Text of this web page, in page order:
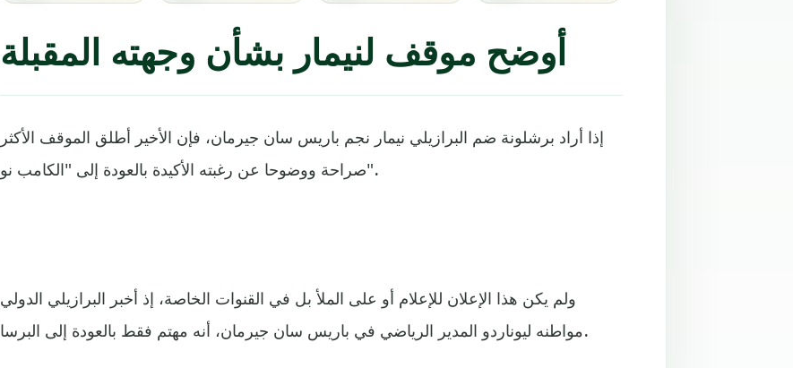
أوضح موقف لنيمار بشأن وجهته المقبلة
إذا أراد برشلونة ضم البرازيلي نيمار نجم باريس سان جيرمان، فإن الأخير أطلق الموقف الأكثر
صراحة ووضوحا عن رغبته الأكيدة بالعودة إلى "الكامب نو".
ولم يكن هذا الإعلان للإعلام أو على الملأ بل في القنوات الخاصة، إذ أخبر البرازيلي الدولي
مواطنه ليوناردو المدير الرياضي في باريس سان جيرمان، أنه مهتم فقط بالعودة إلى البرسا.